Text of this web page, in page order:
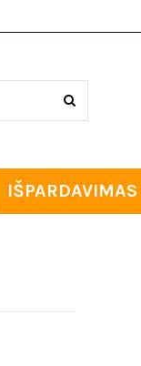
IŠPARDAVIMAS